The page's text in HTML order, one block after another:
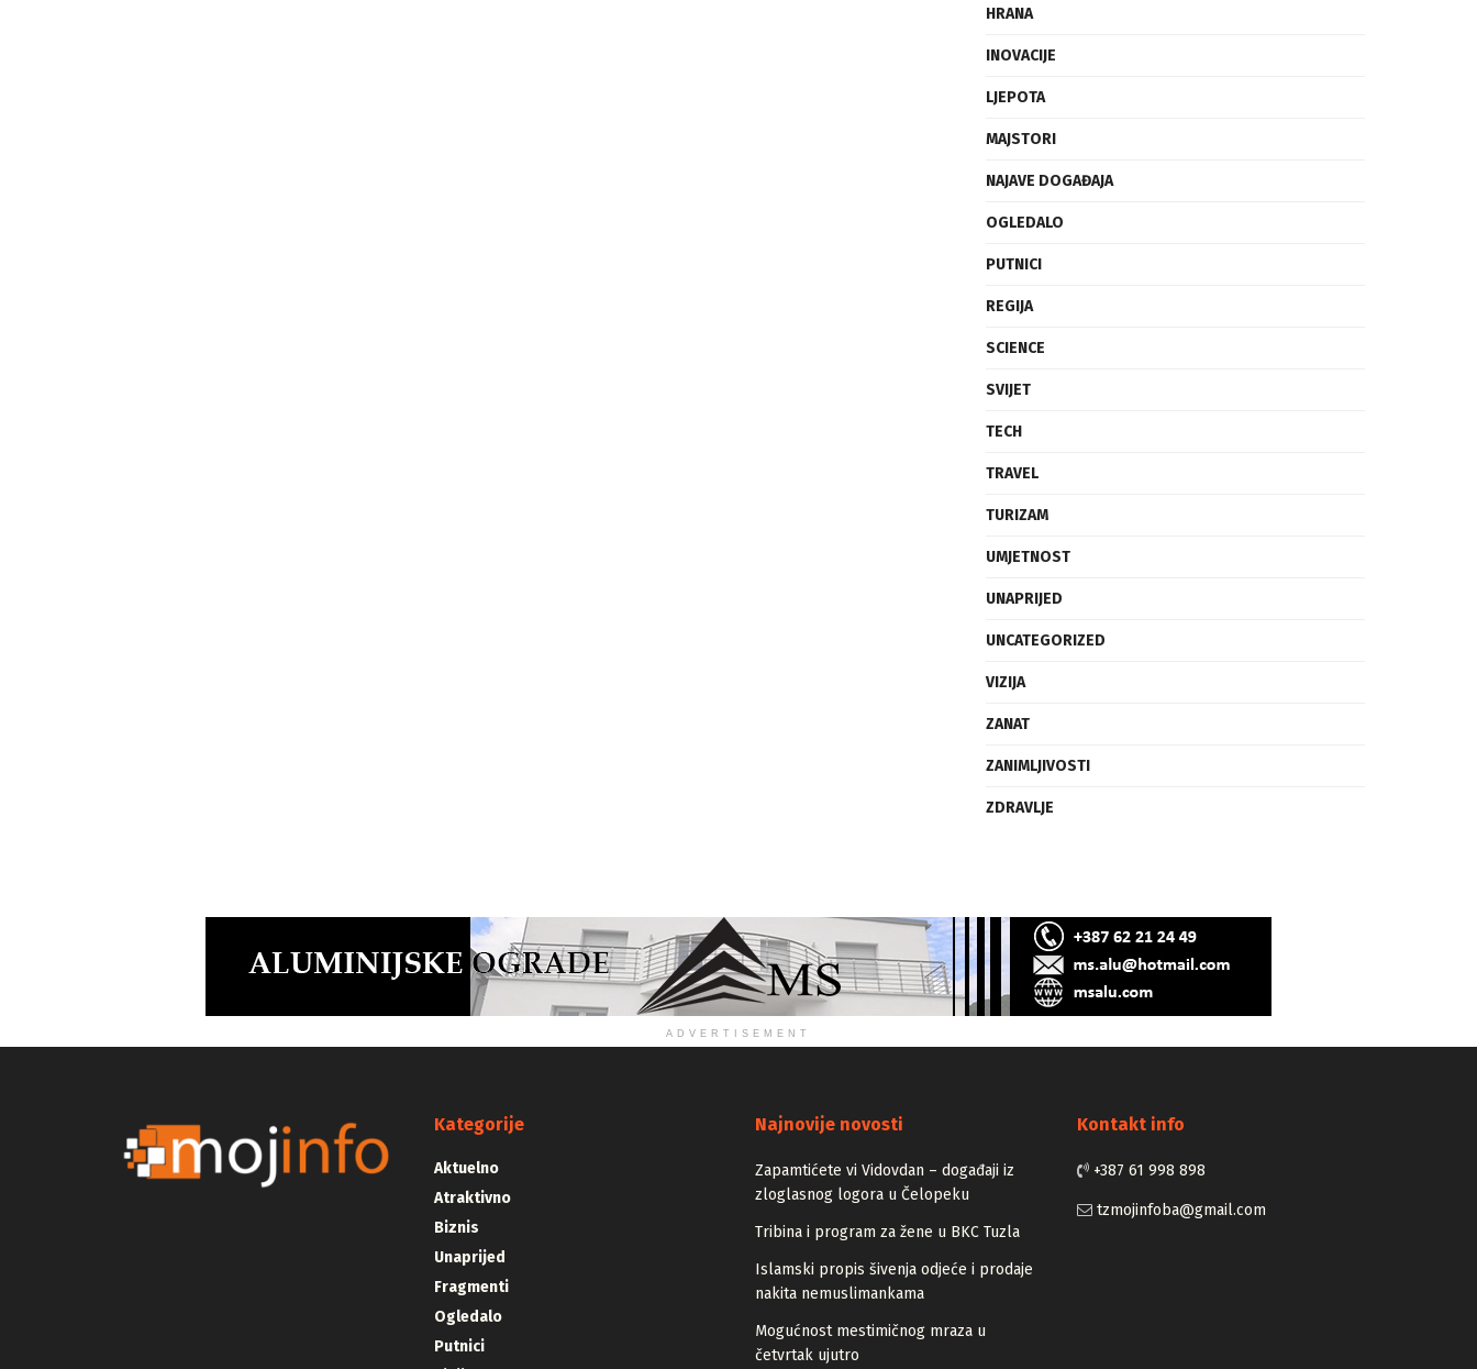
HRANA
INOVACIJE
LJEPOTA
MAJSTORI
NAJAVE DOGAĐAJA
OGLEDALO
PUTNICI
REGIJA
SCIENCE
SVIJET
TECH
TRAVEL
TURIZAM
UMJETNOST
UNAPRIJED
UNCATEGORIZED
VIZIJA
ZANAT
ZANIMLJIVOSTI
ZDRAVLJE
ADVERTISEMENT
Kategorije
Aktuelno
Atraktivno
Biznis
Unaprijed
Fragmenti
Ogledalo
Putnici
Najnovije novosti
Zapamtićete vi Vidovdan – događaji iz
zloglasnog logora u Čelopeku
Tribina i program za žene u BKC Tuzla
Islamski propis šivenja odjeće i prodaje
nakita nemuslimankama
Mogućnost mestimičnog mraza u
četvrtak ujutro
Kontakt info
+387 61 998 898
tzmojinfoba@gmail.com